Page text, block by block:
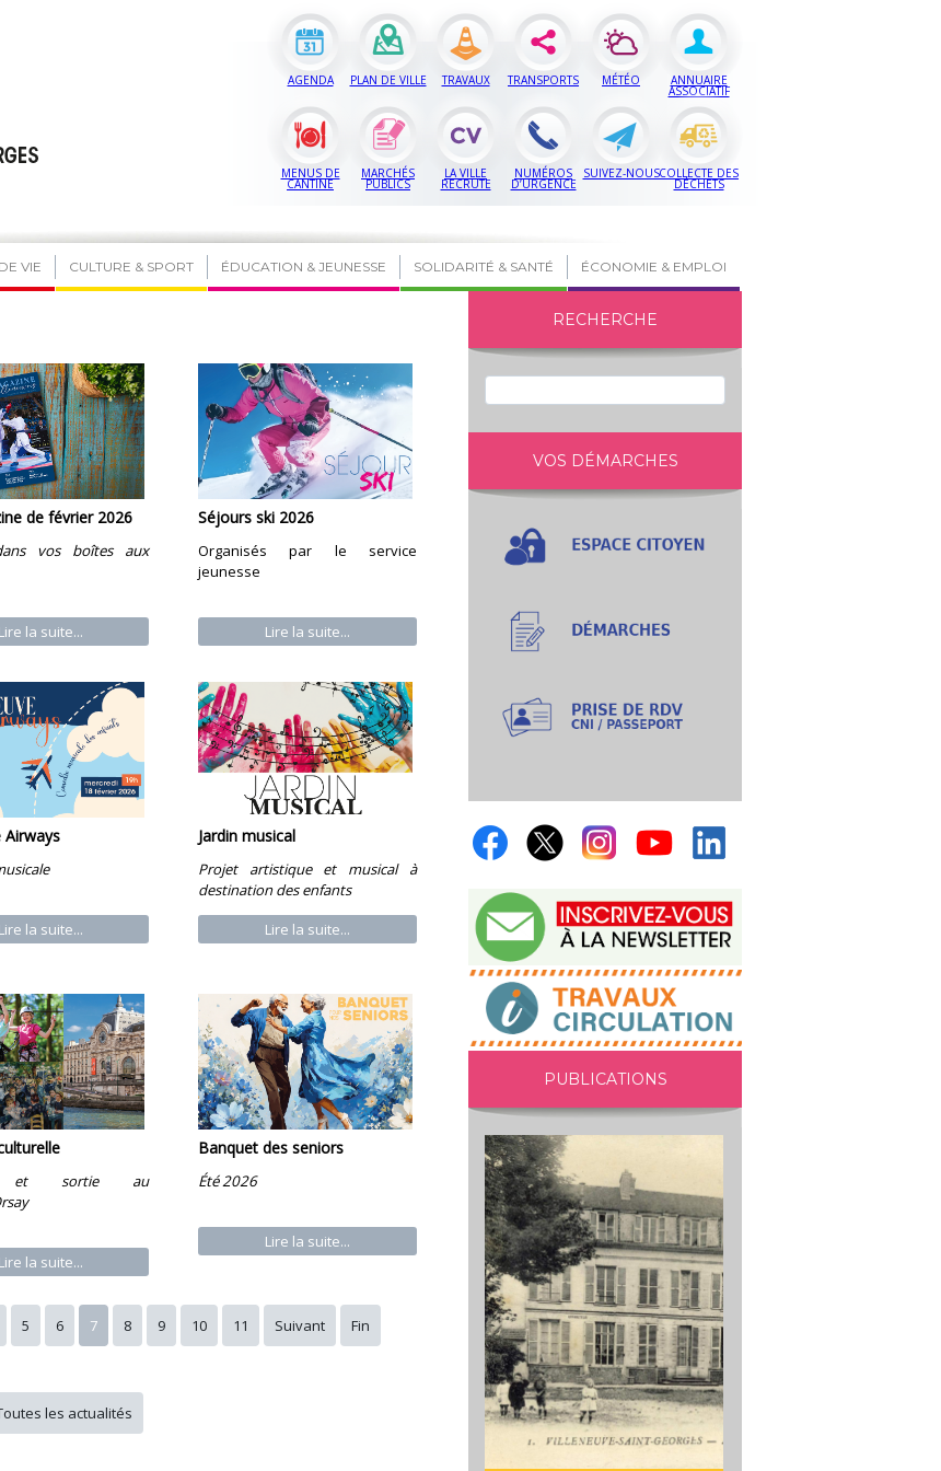
AGENDA PLAN DE VILLE TRAVAUX TRANSPORTS MÉTÉO ANNUAIRE
ASSOCIATIF
MENUS DE
CANTINE
MARCHÉS
PUBLICS
LA VILLE
RECRUTE
NUMÉROS
D’URGENCE
SUIVEZ-NOUSCOLLECTE DES
DÉCHETS
VIE CULTURE & SPORT ÉDUCATION & JEUNESSE SOLIDARITÉ & SANTÉ ÉCONOMIE & EMPLOI
de février 2026
vos boîtes aux
Lire la suite...
Séjours ski 2026
Organisés par le service
jeunesse
Lire la suite...
Airways
Lire la suite...
Jardin musical
Projet artistique et musical à
destination des enfants
Lire la suite...
et sortie au
Lire la suite...
Banquet des seniors
Été 2026
Lire la suite...
5 6 7 8 9 10 11 Suivant Fin
les actualités
RECHERCHE
VOS DÉMARCHES
PUBLICATIONS